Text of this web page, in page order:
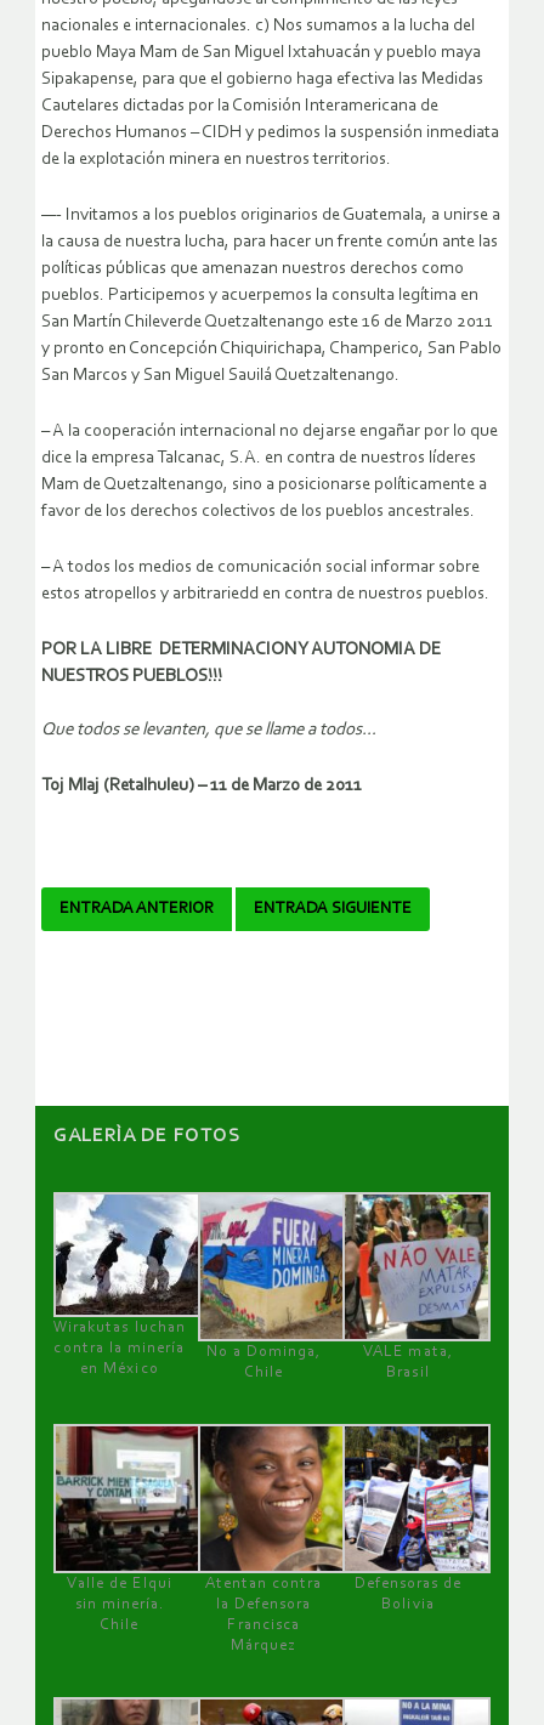
nacionales e internacionales. c) Nos sumamos a la lucha del
pueblo Maya Mam de San Miguel Ixtahuacán y pueblo maya
Sipakapense, para que el gobierno haga efectiva las Medidas
Cautelares dictadas por la Comisión Interamericana de
Derechos Humanos – CIDH y pedimos la suspensión inmediata
de la explotación minera en nuestros territorios.
—- Invitamos a los pueblos originarios de Guatemala, a unirse a
la causa de nuestra lucha, para hacer un frente común ante las
políticas públicas que amenazan nuestros derechos como
pueblos. Participemos y acuerpemos la consulta legítima en
San Martín Chileverde Quetzaltenango este 16 de Marzo 2011
y pronto en Concepción Chiquirichapa, Champerico, San Pablo
San Marcos y San Miguel Sauilá Quetzaltenango.
– A la cooperación internacional no dejarse engañar por lo que
dice la empresa Talcanac, S.A. en contra de nuestros líderes
Mam de Quetzaltenango, sino a posicionarse políticamente a
favor de los derechos colectivos de los pueblos ancestrales.
– A todos los medios de comunicación social informar sobre
estos atropellos y arbitrariedd en contra de nuestros pueblos.
POR LA LIBRE DETERMINACION Y AUTONOMIA DE
NUESTROS PUEBLOS!!!
Que todos se levanten, que se llame a todos…
Toj Mlaj (Retalhuleu) – 11 de Marzo de 2011
Navegador
ENTRADA ANTERIOR ENTRADA SIGUIENTE
GALERÌA DE FOTOS
Wirakutas luchan
contra la minería
en México
No a Dominga,
Chile
VALE mata,
Brasil
Valle de Elqui
sin minería.
Chile
Atentan contra
la Defensora
Francisca
Márquez
Defensoras de
Bolivia